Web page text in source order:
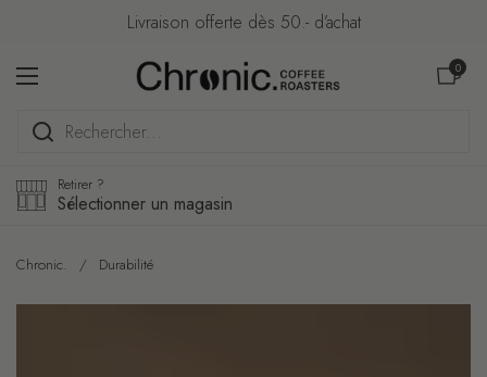
Passer au contenuLivraison offerte dès 50.- d’achat
Ouvrir le menu
Ouvrir le
0
Retirer ?
Sélectionner un magasin
Chronic. / Durabilité